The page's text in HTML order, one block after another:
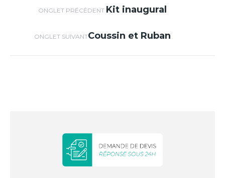
Navigation de
commentaire
ONGLET PRÉCÉDENT Onglet
Kit inaugural
ONGLET SUIVANTProjets
Coussin et Ruban